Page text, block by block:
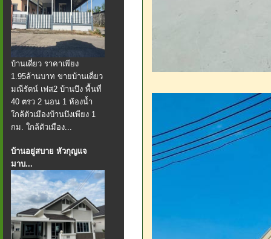
บ้านเดี่ยว ราคาเพียง
1.95ล้านบาท ขายบ้านเดี่ยว
มณีรัตน์ เฟส2 บ้านบึง พื้นที่
40 ตรว 2 นอน 1 ห้องน้ำ
ใกล้ตัวเมืองบ้านบึงเพียง 1
กม. ใกล้ตัวเมือง...
บ้านอยู่สบาย หัวกุญแจ
มาบ...